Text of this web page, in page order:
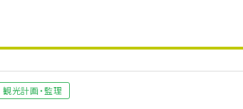
観光計画・監理